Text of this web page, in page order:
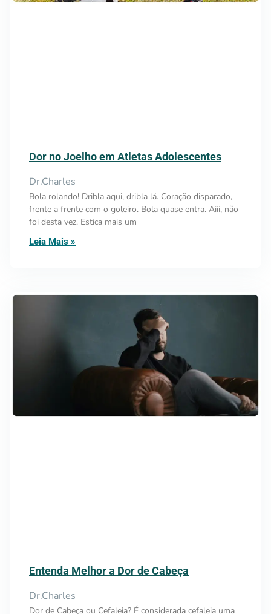
Dor no Joelho em Atletas Adolescentes
Dr.Charles
Bola rolando! Dribla aqui, dribla lá. Coração disparado,
frente a frente com o goleiro. Bola quase entra. Aiii, não
foi desta vez. Estica mais um
Leia Mais »
Entenda Melhor a Dor de Cabeça
Dr.Charles
Dor de Cabeça ou Cefaleia? É considerada cefaleia uma